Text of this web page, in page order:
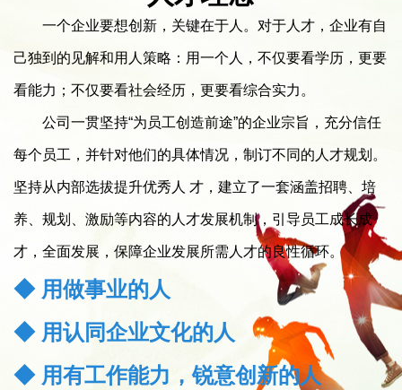
一个企业要想创新，关键在于人。对于人才，企业有自
己独到的见解和用人策略：用一个人，不仅要看学历，更要
看能力；不仅要看社会经历，更要看综合实力。
公司一贯坚持“为员工创造前途”的企业宗旨，充分信任
每个员工，并针对他们的具体情况，制订不同的人才规划。
坚持从内部选拔提升优秀人 才，建立了一套涵盖招聘、培
养、规划、激励等内容的人才发展机制，引导员工成长成
才，全面发展，保障企业发展所需人才的良性循环。
◆ 用做事业的人
◆ 用认同企业文化的人
◆ 用有工作能力，锐意创新的人